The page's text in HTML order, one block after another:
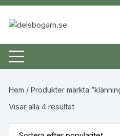
Hoppa
innehåll
Hem / Produkter märkta
Visar alla 4 resultatSortera
popularitet